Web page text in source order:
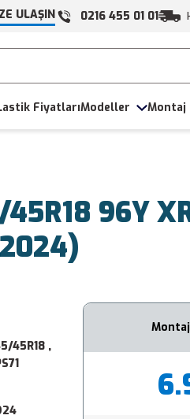
ULAŞIN 0216 455 01 01
FiyatlarıModeller Montaj
96Y
45R18 ,